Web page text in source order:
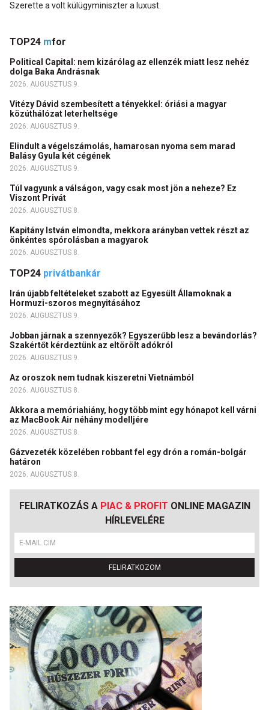
Szerette a volt külügyminiszter a luxust.
TOP24 mfor
Political Capital: nem kizárólag az ellenzék miatt lesz nehéz
dolga Baka Andrásnak
2026. AUGUSZTUS 9.
Vitézy Dávid szembesített a tényekkel: óriási a magyar
közúthálózat leterheltsége
2026. AUGUSZTUS 9.
Elindult a végelszámolás, hamarosan nyoma sem marad
Balásy Gyula két cégének
2026. AUGUSZTUS 9.
Túl vagyunk a válságon, vagy csak most jön a neheze? Ez
Viszont Privát
2026. AUGUSZTUS 8.
Kapitány István elmondta, mekkora arányban vettek részt az
önkéntes spórolásban a magyarok
2026. AUGUSZTUS 8.
TOP24 privátbankár
Irán újabb feltételeket szabott az Egyesült Államoknak a
Hormuzi-szoros megnyitásához
2026. AUGUSZTUS 9.
Jobban járnak a szennyezők? Egyszerűbb lesz a bevándorlás?
Szakértőt kérdeztünk az eltörölt adókról
2026. AUGUSZTUS 9.
Az oroszok nem tudnak kiszeretni Vietnámból
2026. AUGUSZTUS 8.
Akkora a memóriahiány, hogy több mint egy hónapot kell várni
az MacBook Air néhány modelljére
2026. AUGUSZTUS 8.
Gázvezeték közelében robbant fel egy drón a román-bolgár
határon
2026. AUGUSZTUS 8.
FELIRATKOZÁS A PIAC & PROFIT ONLINE MAGAZIN
HÍRLEVELÉRE
FELIRATKOZOM